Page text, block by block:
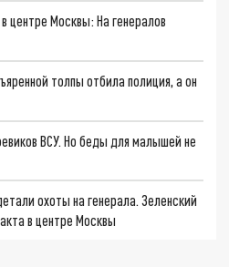
центре Москвы: На генералов
толпы отбила полиция, а он
ВСУ. Но беды для малышей не
охоты на генерала. Зеленский
в центре Москвы